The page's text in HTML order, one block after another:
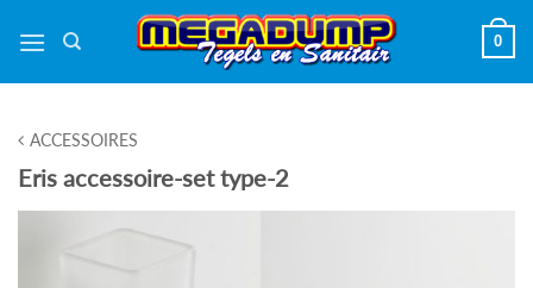
naar
0
ACCESSOIRES
Eris accessoire-set type-2